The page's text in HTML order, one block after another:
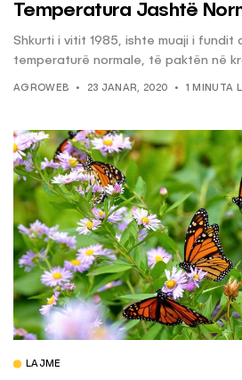
Temperatura Jashtë
Shkurti i vitit 1985, ishte muaji i fundit
temperaturë normale, të paktën në
AGROWEB 23 JANAR, 2020 1 MINUTA
LAJME